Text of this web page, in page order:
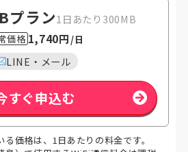
プラン1日あたり300MB
価格1,740円 /日
LINE・メール
すぐ申込む
価格は、1日あたりの料金です。